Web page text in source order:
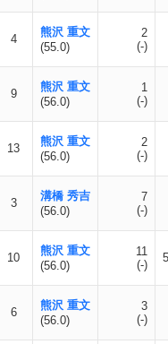
4
熊沢 重文
(55.0)
2
(-)
9
熊沢 重文
(56.0)
1
(-)
13
熊沢 重文
(56.0)
2
(-)
3
溝橋 秀吉
(56.0)
7
(-)
10
熊沢 重文
(56.0)
11
(-)
6
熊沢 重文
(56.0)
3
(-)